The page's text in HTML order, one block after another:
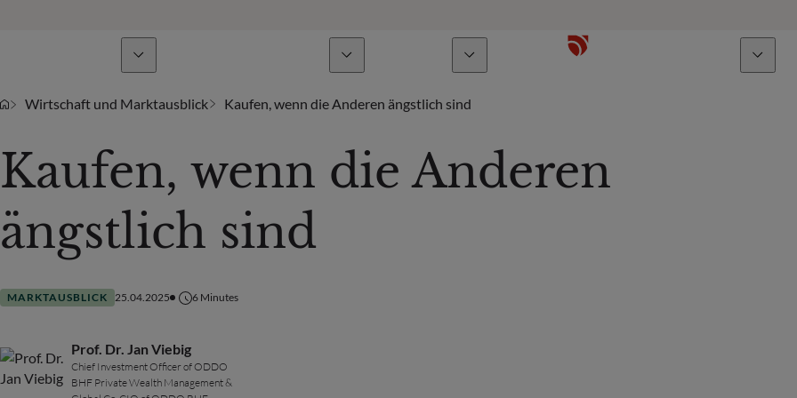
Wirtschaft und Marktausblick Kaufen, wenn die Anderen ängstlich sind
Kaufen, wenn die Anderen
ängstlich sind
MARKTAUSBLICK 25.04.2025 6 Minutes
Prof. Dr. Jan Viebig
Chief Investment Officer of ODDO
BHF Private Wealth Management &